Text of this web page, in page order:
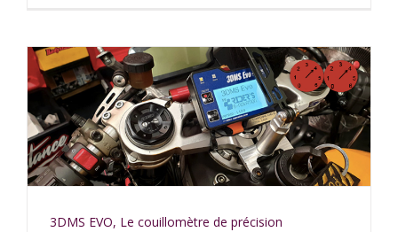
3DMS EVO, Le couillomètre de précision